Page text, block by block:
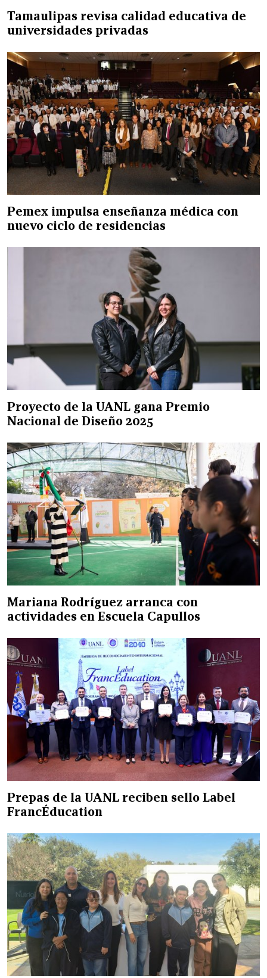
Tamaulipas revisa calidad educativa de
universidades privadas
Pemex impulsa enseñanza médica con
nuevo ciclo de residencias
Proyecto de la UANL gana Premio
Nacional de Diseño 2025
Mariana Rodríguez arranca con
actividades en Escuela Capullos
Prepas de la UANL reciben sello Label
FrancÉducation